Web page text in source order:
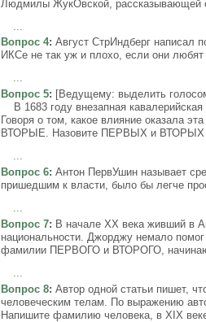
Людмилы ЖукОвской, рассказывающей
Вопрос 4: Август СтрИндберг написал
ИКСе не так уж и плохо, если они
...
Вопрос 5: [Ведущему: выделить
В 1683 году внезапная
Говоря о том, какое влияние оказала
ВТОРЫЕ. Назовите ПЕРВЫХ и ВТОРЫХ
...
Вопрос 6: Антон ПервУшин называет
пришедшим к власти, было бы легче
...
Вопрос 7: В начале XX века живший в
национальности. Джорджу немало
фамилии ПЕРВОГО и ВТОРОГО,
Вопрос 8: Автор одной статьи пишет,
человеческим телам. По выражению
Напишите фамилию человека, в XIX